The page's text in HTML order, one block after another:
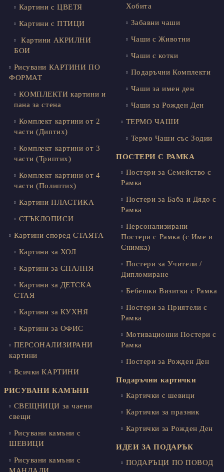
Картини с ЦВЕТЯ
Картини с ПТИЦИ
Картини АКРИЛНИ
БОИ
Рисувани КАРТИНИ ПО
ФОРМАТ
КОМПЛЕКТИ картини и
пана за стена
Комплект картини от 2
части (Диптих)
Комплект картини от 3
части (Триптих)
Комплект картини от 4
части (Полиптих)
Картини ПЛАСТИКА
СТЪКЛОПИСИ
Картини според СТАЯТА
Картини за ХОЛ
Картини за СПАЛНЯ
Картини за ДЕТСКА
СТАЯ
Картини за КУХНЯ
Картини за ОФИС
ПЕРСОНАЛИЗИРАНИ
картини
Всички КАРТИНИ
РИСУВАНИ КАМЪНИ
СВЕЩНИЦИ за чаени
свещи
Рисувани камъни с
ШЕВИЦИ
Рисувани камъни с
МАНДАЛИ
Хобита
Забавни чаши
Чаши с Животни
Чаши с котки
Подаръчни Комплекти
Чаши за имен ден
Чаши за Рожден Ден
ТЕРМО ЧАШИ
Термо Чаши със Зодии
ПОСТЕРИ С РАМКА
Постери за Семейство с
Рамка
Постери за Баба и Дядо с
Рамка
Персонализирани
Постери с Рамка (с Име и
Снимка)
Постери за Учители /
Дипломиране
Бебешки Визитки с Рамка
Постери за Приятели с
Рамка
Мотивационни Постери с
Рамка
Постери за Рожден Ден
Подаръчни картички
Картички с шевици
Картички за празник
Картички за Рожден Ден
ИДЕИ ЗА ПОДАРЪК
ПОДАРЪЦИ ПО ПОВОД